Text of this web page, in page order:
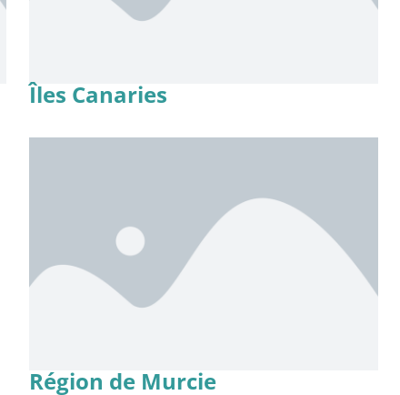
Îles Canaries
Région de Murcie